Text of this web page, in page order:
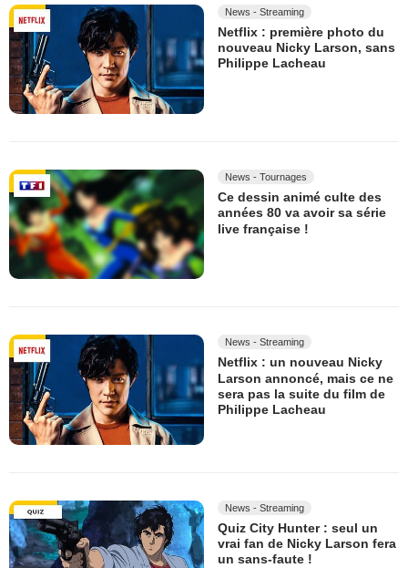
News - Streaming
Netflix : première photo du
nouveau Nicky Larson, sans
Philippe Lacheau
News - Tournages
Ce dessin animé culte des
années 80 va avoir sa série
live française !
News - Streaming
Netflix : un nouveau Nicky
Larson annoncé, mais ce ne
sera pas la suite du film de
Philippe Lacheau
News - Streaming
Quiz City Hunter : seul un
vrai fan de Nicky Larson fera
un sans-faute !